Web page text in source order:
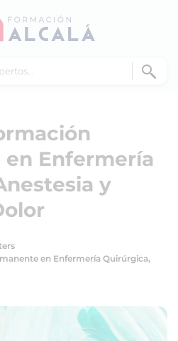
Enfermería
y
en Enfermería Quirúrgica,